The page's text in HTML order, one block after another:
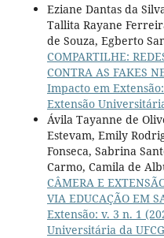
Eziane Dantas da
Tallita Rayane
de Souza, Egberto
COMPARTILHE:
CONTRA AS FAKES
Impacto em
Extensão
Ávila Tayanne de
Estevam, Emily
Fonseca, Sabrina
Carmo, Camila de
CÂMERA E
VIA EDUCAÇÃO EM
Extensão: v. 3 n. 1
Universitária da UFCG